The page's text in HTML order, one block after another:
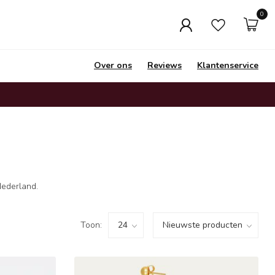
0
Over ons Reviews Klantenservice
Toon: